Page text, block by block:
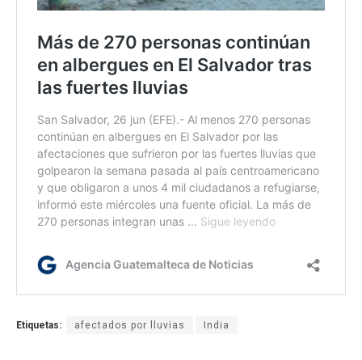
Etiquetas: afectados por lluvias India